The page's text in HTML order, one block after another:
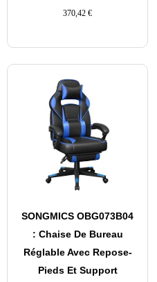
370,42 €
SONGMICS OBG073B04
: Chaise De Bureau
Réglable Avec Repose-
Pieds Et Support